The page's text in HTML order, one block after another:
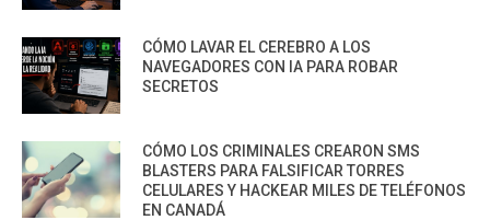
CÓMO LAVAR EL CEREBRO A LOS
NAVEGADORES CON IA PARA ROBAR
SECRETOS
CÓMO LOS CRIMINALES CREARON SMS
BLASTERS PARA FALSIFICAR TORRES
CELULARES Y HACKEAR MILES DE TELÉFONOS
EN CANADÁ